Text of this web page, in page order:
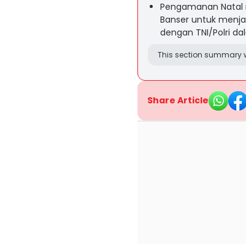
Pengamanan Natal
Banser untuk
dengan TNI/Polri
This section summary
Share Article